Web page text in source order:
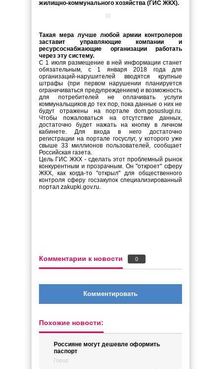
жилищно-коммунального хозяйства (ГИС ЖКХ).
Такая мера лучше любой армии контролеров
заставит управляющие компании и
ресурсоснабжающие организации работать
через эту систему.
С 1 июля размещение в ней информации станет
обязательным, с 1 января 2018 года для
организаций-нарушителей вводятся крупные
штрафы (при первом нарушении планируется
ограничиваться предупреждением) и возможность
для потребителей не оплачивать услуги
коммунальщиков до тех пор, пока данные о них не
будут отражены на портале dom.gosuslugi.ru.
Чтобы пожаловаться на отсутствие данных,
достаточно будет нажать на кнопку в личном
кабинете. Для входа в него достаточно
регистрации на портале госуслуг, у которого уже
свыше 33 миллионов пользователей, сообщает
Российская газета.
Цель ГИС ЖКХ - сделать этот проблемный рынок
конкурентным и прозрачным. Он "откроет" сферу
ЖКХ, как когда-то "открыл" для общественного
контроля сферу госзакупок специализированный
портал zakupki.gov.ru.
Комментарии к новости 0
Комментировать
Похожие новости:
Россияне могут дешевле оформить
паспорт
Город